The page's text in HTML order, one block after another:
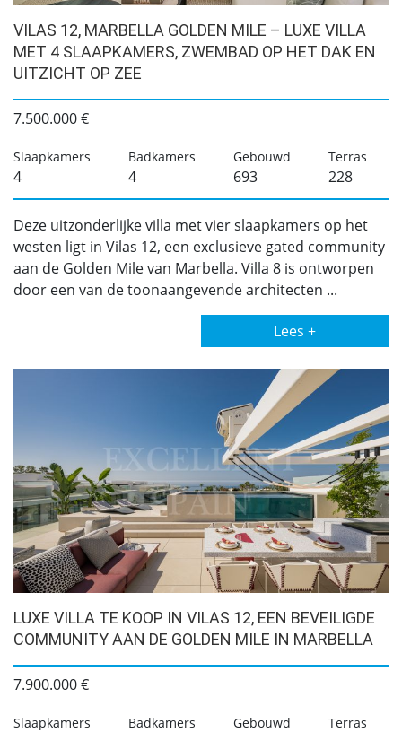
VILAS 12, MARBELLA GOLDEN MILE – LUXE VILLA
MET 4 SLAAPKAMERS, ZWEMBAD OP HET DAK EN
UITZICHT OP ZEE
7.500.000 €
Slaapkamers
4
Badkamers
4
Gebouwd
693
Terras
228
Deze uitzonderlijke villa met vier slaapkamers op het
westen ligt in Vilas 12, een exclusieve gated community
aan de Golden Mile van Marbella. Villa 8 is ontworpen
door een van de toonaangevende architecten ...
Lees +
LUXE VILLA TE KOOP IN VILAS 12, EEN BEVEILIGDE
COMMUNITY AAN DE GOLDEN MILE IN MARBELLA
7.900.000 €
Slaapkamers Badkamers Gebouwd Terras